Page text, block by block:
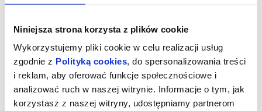
Niniejsza strona korzysta z plików cookie
Wykorzystujemy pliki cookie w celu realizacji usług
zgodnie z Polityką cookies, do spersonalizowania treści
i reklam, aby oferować funkcje społecznościowe i
analizować ruch w naszej witrynie. Informacje o tym, jak
korzystasz z naszej witryny, udostępniamy partnerom
Dzienniki gwiazdowe
autor:Stanisław Lem
reżyseria:
Andrzej Bartnikowski
scenografia: Monika Wójcik
muzyka:Piotr Klimek
choreografia:Ewelina Ciszewska
projekcja:Paweł Walicki
Aga Ejsmont